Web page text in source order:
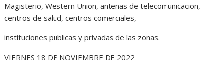
Magisterio, Western Union, antenas de telecomunicacion,
centros de salud, centros comerciales,
instituciones publicas y privadas de las zonas.
VIERNES 18 DE NOVIEMBRE DE 2022